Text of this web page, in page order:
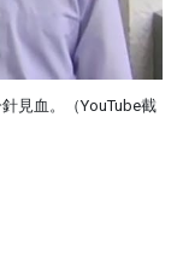
見血。（YouTube截